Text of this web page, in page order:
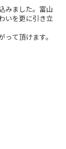
みました。富山
いを更に引き立
て頂けます。